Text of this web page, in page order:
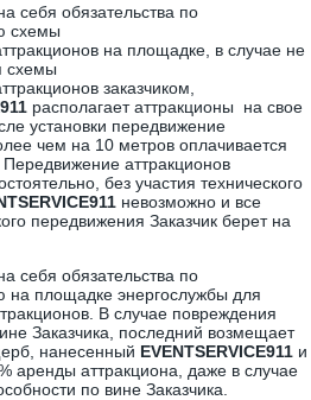
себя обязательства по
схемы
на площадке, в случае не
схемы
заказчиком,
располагает аттракционы на свое
установки передвижение
чем на 10 метров оплачивается
аттракционов
без участия технического
невозможно и все
передвижения Заказчик берет на
себя обязательства по
на площадке энергослужбы для
В случае повреждения
Заказчика, последний возмещает
нанесенный EVENTSERVICE911 и
аренды аттракциона, даже в случае
по вине Заказчика.